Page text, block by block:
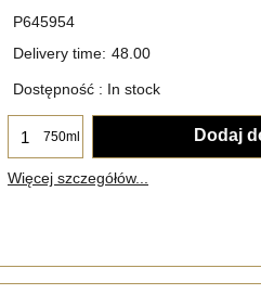
P645954
Delivery time: 48.00
Dostępność : In stock
750ml Dodaj
Więcej szczegółów...